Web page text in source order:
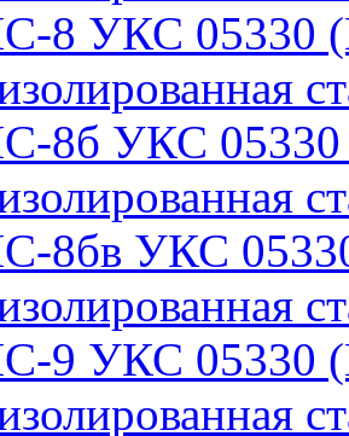
8 УКС 05330
8б УКС
8бв УКС
9 УКС 05330